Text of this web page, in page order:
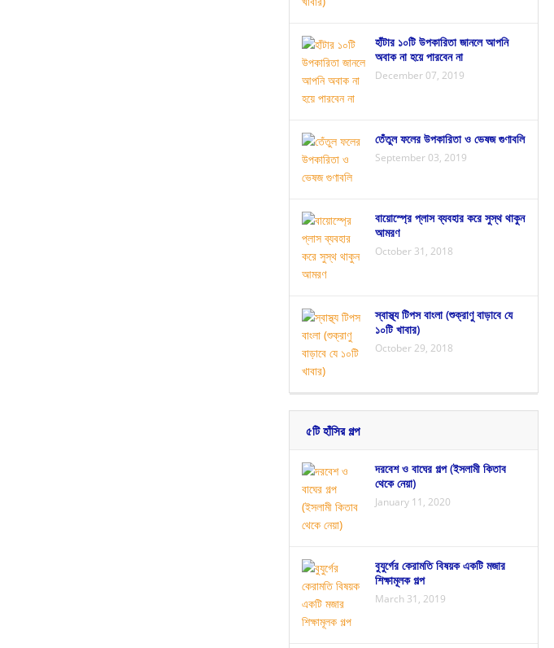
হাঁটার ১০টি উপকারিতা জানলে আপনি
অবাক না হয়ে পারবেন না
December 07, 2019
তেঁতুল ফলের উপকারিতা ও ভেষজ গুণাবলি
September 03, 2019
বায়োস্প্রে প্লাস ব্যবহার করে সুস্থ থাকুন
আমরণ
October 31, 2018
স্বাস্থ্য টিপস বাংলা (শুক্রাণু বাড়াবে যে
১০টি খাবার)
October 29, 2018
৫টি হাঁসির গল্প
দরবেশ ও বাঘের গল্প (ইসলামী কিতাব
থেকে নেয়া)
January 11, 2020
বুযুর্গের কেরামতি বিষয়ক একটি মজার
শিক্ষামূলক গল্প
March 31, 2019